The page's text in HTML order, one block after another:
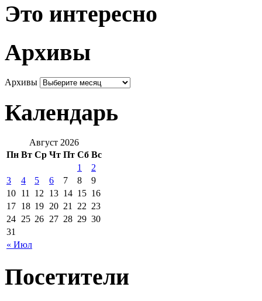
Это интересно
Архивы
Архивы
Календарь
Август 2026
Пн Вт Ср Чт Пт Сб Вс
« Июл
1
2
3
4 5 6 7 8
9
10 11 12 13 14 15 16
17 18 19 20 21 22 23
24 25 26 27 28 29 30
31
Посетители